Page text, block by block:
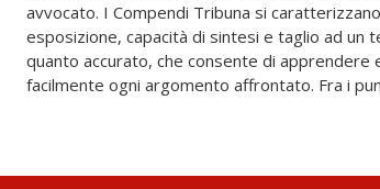
avvocato. I Compendi Tribuna si
esposizione, capacità di sintesi e taglio ad un
quanto accurato, che consente di apprendere
facilmente ogni argomento affrontato. Fra i
di domande per l’autovalutazione immediata
apprendimento; - l’alto livello di
giurisprudenziale; - la presenza dell’indice